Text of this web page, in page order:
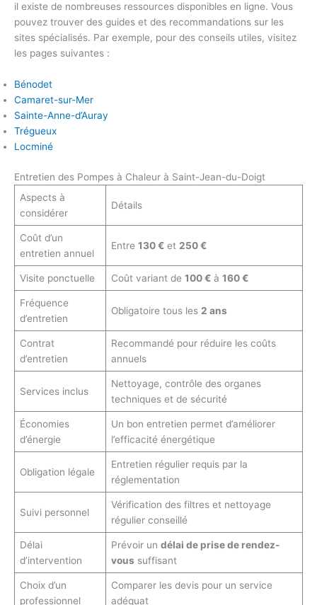
il existe de nombreuses ressources disponibles en ligne. Vous
pouvez trouver des guides et des recommandations sur les
sites spécialisés. Par exemple, pour des conseils utiles, visitez
les pages suivantes :
Bénodet
Camaret-sur-Mer
Sainte-Anne-d’Auray
Trégueux
Locminé
Entretien des Pompes à Chaleur à Saint-Jean-du-Doigt
Aspects à
considérer
Détails
Coût d’un
entretien annuel
Entre 130 €et 250 €
Visite ponctuelle Coût variant de 100 €à 160 €
Fréquence
d’entretien
Obligatoire tous les 2 ans
Contrat
d’entretien
Recommandé pour réduire les coûts
annuels
Services inclus
Nettoyage, contrôle des organes
techniques et de sécurité
Économies
d’énergie
Un bon entretien permet d’améliorer
l’efficacité énergétique
Obligation légale
Entretien régulier requis par la
réglementation
Suivi personnel
Vérification des filtres et nettoyage
régulier conseillé
Délai
d’intervention
Prévoir un délai de prise de rendez-
vous suffisant
Choix d’un
professionnel
Comparer les devis pour un service
adéquat